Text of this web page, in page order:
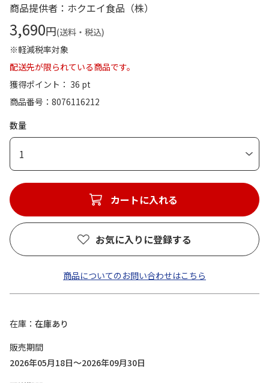
商品提供者：ホクエイ食品（株）
3,690円(送料・税込)
※軽減税率対象
配送先が限られている商品です。
獲得ポイント： 36 pt
商品番号
8076116212
数量
1
カートに入れる
お気に入りに登録する
商品についてのお問い合わせはこちら
在庫
在庫あり
販売期間
2026年05月18日～2026年09月30日